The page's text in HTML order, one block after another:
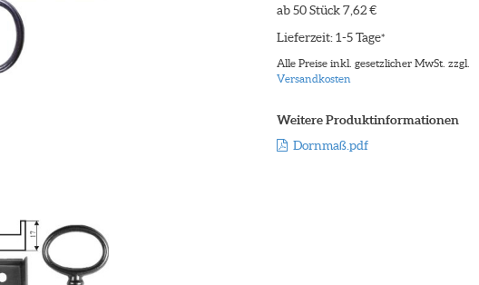
ab 50 Stück 7,62 €
Lieferzeit: 1-5 Tage*
Alle Preise inkl. gesetzlicher MwSt. zzgl.
Versandkosten
Weitere Produktinformationen
Dornmaß.pdf